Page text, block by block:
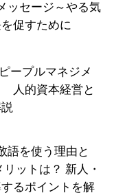
ッセージ～やる気
促すために
ープルマネジメ
人的資本経営と
語を使う理由と
ットは？ 新人・
るポイントを解